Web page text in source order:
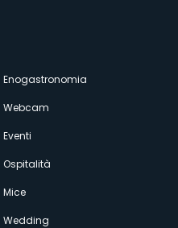
Enogastronomia
Webcam
Eventi
Ospitalità
Mice
Wedding